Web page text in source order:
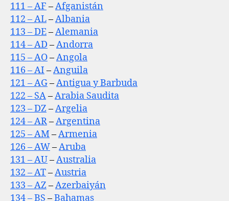
111 – AF –Afganistán
112 – AL–Albania
113 – DE–Alemania
114 – AD –Andorra
115 – AO–Angola
116 – AI –Anguila
121 – AG–Antigua y Barbuda
122 – SA–Arabia Saudita
123 – DZ –Argelia
124 – AR–Argentina
125 – AM–Armenia
126 – AW–Aruba
131 – AU–Australia
132 – AT–Austria
133 – AZ –Azerbaiyán
134 – BS –Bahamas